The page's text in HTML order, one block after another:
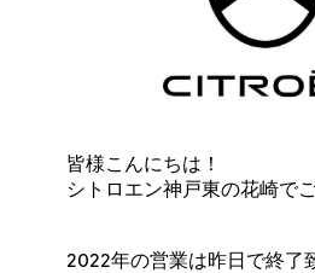
皆様こんにちは！
シトロエン神戸東の花崎で
2022年の営業は昨日で終了